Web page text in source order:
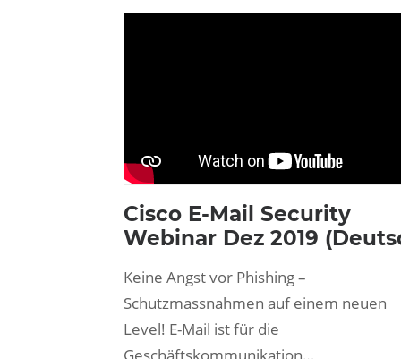
Cisco E-Mail Security
Webinar Dez 2019
Keine Angst vor Phishing –
Schutzmassnahmen auf einem neuen
Level! E-Mail ist für die